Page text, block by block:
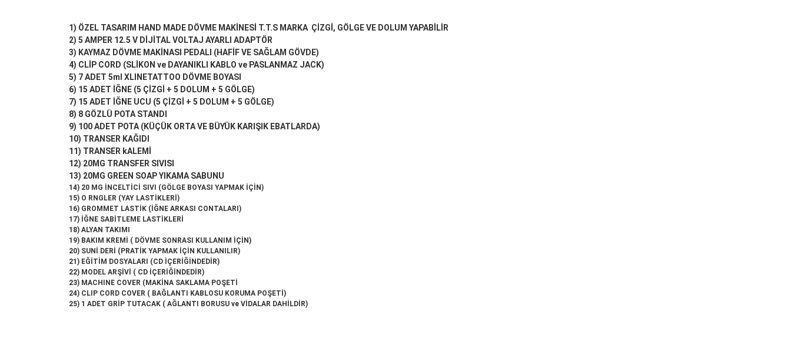
1) ÖZEL TASARIM HAND MADE DÖVME MAKİNESİ T.T.S MARKA ÇİZGİ, GÖLGE VE DOLUM YAPABİLİR
2) 5 AMPER 12.5 V DİJİTAL VOLTAJ AYARLI ADAPTÖR
3) KAYMAZ DÖVME MAKİNASI PEDALI (HAFİF VE SAĞLAM GÖVDE)
4) CLİP CORD (SLİKON ve DAYANIKLI KABLO ve PASLANMAZ JACK)
5) 7 ADET 5ml XLINETATTOO DÖVME BOYASI
6) 15 ADET İĞNE (5 ÇİZGİ + 5 DOLUM + 5 GÖLGE)
7) 15 ADET İĞNE UCU (5 ÇİZGİ + 5 DOLUM + 5 GÖLGE)
8) 8 GÖZLÜ POTA STANDI
9) 100 ADET POTA (KÜÇÜK ORTA VE BÜYÜK KARIŞIK EBATLARDA)
10) TRANSER KAĞIDI
11) TRANSER kALEMİ
12) 20MG TRANSFER SIVISI
13) 20MG GREEN SOAP YIKAMA SABUNU
14) 20 MG İNCELTİCİ SIVI (GÖLGE BOYASI YAPMAK İÇİN)
15) O RNGLER (YAY LASTİKLERİ)
16) GROMMET LASTİK (İĞNE ARKASI CONTALARI)
17) İĞNE SABİTLEME LASTİKLERİ
18) ALYAN TAKIMI
19) BAKIM KREMİ ( DÖVME SONRASI KULLANIM İÇİN)
20) SUNİ DERİ (PRATİK YAPMAK İÇİN KULLANILIR)
21) EĞİTİM DOSYALARI (CD İÇERİĞİNDEDİR)
22) MODEL ARŞİVİ ( CD İÇERİĞİNDEDİR)
23) MACHINE COVER (MAKİNA SAKLAMA POŞETİ
24) CLIP CORD COVER ( BAĞLANTI KABLOSU KORUMA POŞETİ)
25) 1 ADET GRİP TUTACAK ( AĞLANTI BORUSU ve VİDALAR DAHİLDİR)